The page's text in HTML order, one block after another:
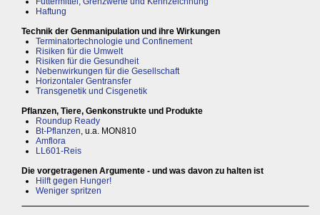
Haftung
Technik der Genmanipulation und ihre Wirkungen
Terminatortechnologie und Confinement
Risiken für die Umwelt
Risiken für die Gesundheit
Nebenwirkungen für die Gesellschaft
Horizontaler Gentransfer
Transgenetik und Cisgenetik
Pflanzen, Tiere, Genkonstrukte und Produkte
Roundup Ready
Bt-Pflanzen , u.a. MON810
Amflora
LL601-Reis
Die vorgetragenen Argumente - und was davon zu halten ist
Hilft gegen Hunger!
Weniger spritzen